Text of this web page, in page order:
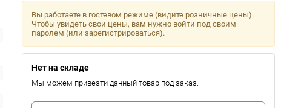
Вы работаете в гостевом режиме (видите розничные цены).
Чтобы увидеть свои цены, вам нужно войти под своим
паролем (или зарегистрироваться).
Нет на складе
Мы можем привезти данный товар под заказ.